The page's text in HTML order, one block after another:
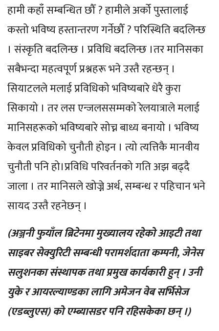
हामी कहाँ सम्बन्धित छौँ ? हामीले अर्को पुस्तालाई
कस्तो भविष्य हस्तान्तरण गर्नेछौँ ? परिस्थिति बदलिन्छ
। संस्कृति बदलिन्छ । प्रविधि बदलिन्छ ।तर मानिसका
सबैभन्दा महत्वपूर्ण प्रश्नहरू भने उस्तै रहन्छन् ।
सियाटलले मलाई प्रविधिको भविष्यबारे धेरै कुरा
सिकायो । तर लस एन्जलससम्मको रेलयात्राले मलाई
मानिसहरूको भविष्यबारे सोच्न बाध्य बनायो । भविष्य
केवल प्रविधिको चुनौती होइन । त्यो त्यत्तिकै मानवीय
चुनौती पनि हो।प्रविधि परिवर्तनको गति अझ बढ्दै
जाला । तर मानिसले खोज्ने अर्थ, सम्बन्ध र पहिचान भने
सायद उस्तै रहनेछन् ।
(अञ्जनी फुयाँल ब्रिटेनमा मुख्यालय रहेको आइटी तथा
साइबर सेक्युरिटी सम्बन्धी परामर्शदाता कम्पनी, जेनेस
सलुशनका संस्थापक तथा प्रमुख कार्यकारी हुन् । उनी
युके र आयरल्याण्डका लागि अमेजन वेब सर्भिसेज
(एडब्लुएस) को एम्ब्यासडर पनि रहिसकेका छन् ।)